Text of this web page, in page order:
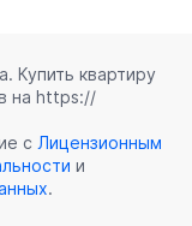
Купить квартиру
на https://
с Лицензионным
и
.